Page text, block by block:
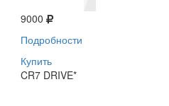
9000
Подробности
Купить
CR7 DRIVE*